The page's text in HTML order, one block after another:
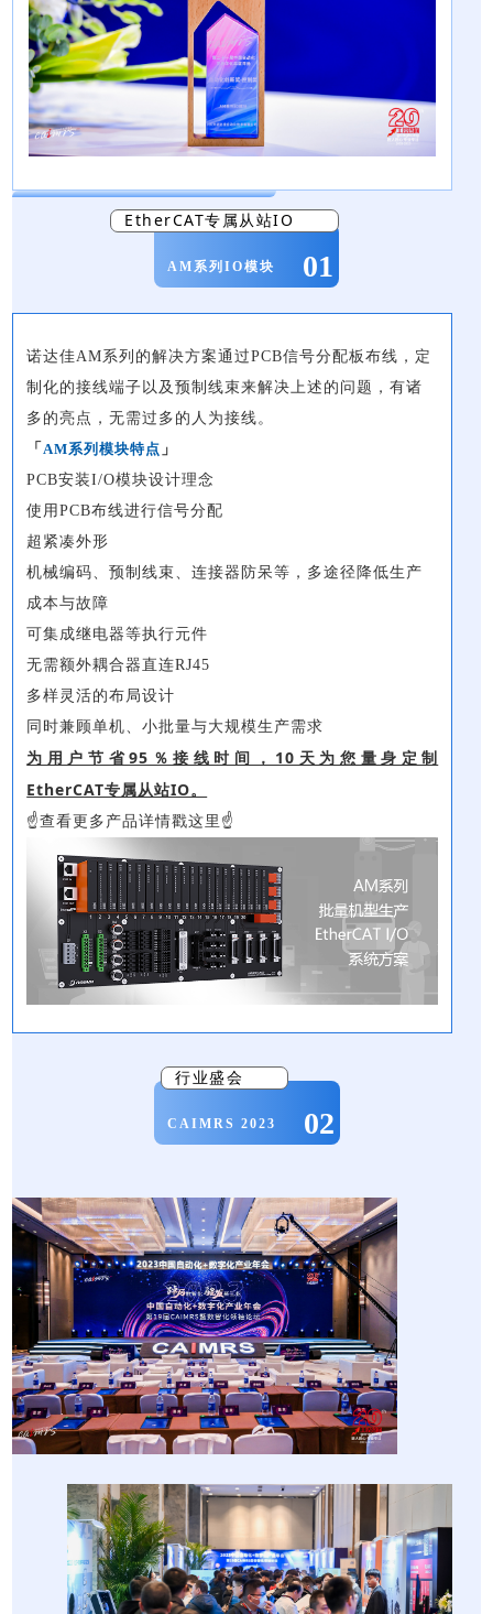
EtherCAT专属从站IO
AM系列IO模块 01
诺达佳AM系列的解决方案通过PCB信号分配板布线，定
制化的接线端子以及预制线束来解决上述的问题，有诸
多的亮点，无需过多的人为接线。
「AM系列模块特点 」
PCB安装I/O模块设计理念
使用PCB布线进行信号分配
超紧凑外形
机械编码、预制线束、连接器防呆等，多途径降低生产
成本与故障
可集成继电器等执行元件
无需额外耦合器直连RJ45
多样灵活的布局设计
同时兼顾单机、小批量与大规模生产需求
为用户节省95％接线时间，10天为您量身定制
EtherCAT专属从站IO。
☝查看更多产品详情戳这里☝
行业盛会
CAIMRS 2023 02